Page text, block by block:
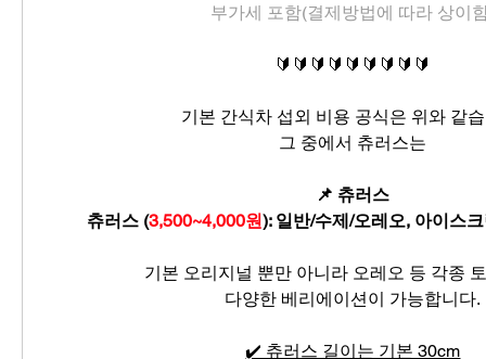
부가세 포함(결제방법에 따라 상이
🔰🔰🔰🔰🔰🔰🔰🔰🔰
기본 간식차 섭외 비용 공식은 위와 같
그 중에서 츄러스는
📌 츄러스
츄러스 (3,500~4,000원): 일반/수제/오레오, 아이스
기본 오리지널 뿐만 아니라 오레오 등 각종
다양한 베리에이션이 가능합니다.
✔️ 츄러스 길이는 기본 30cm